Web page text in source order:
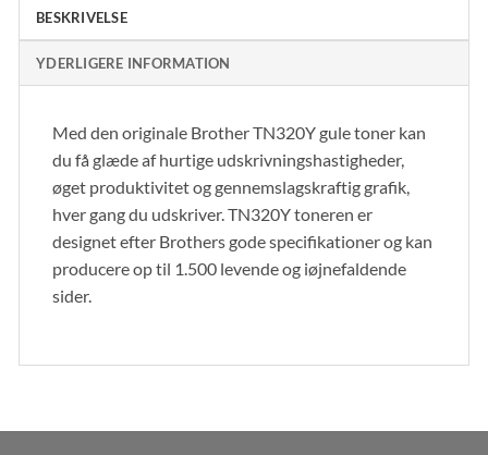
BESKRIVELSE
YDERLIGERE INFORMATION
Med den originale Brother TN320Y gule toner kan
du få glæde af hurtige udskrivningshastigheder,
øget produktivitet og gennemslagskraftig grafik,
hver gang du udskriver. TN320Y toneren er
designet efter Brothers gode specifikationer og kan
producere op til 1.500 levende og iøjnefaldende
sider.